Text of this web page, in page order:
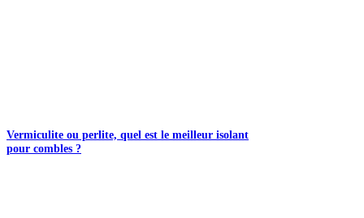
Vermiculite ou perlite, quel est le meilleur isolant
pour combles ?